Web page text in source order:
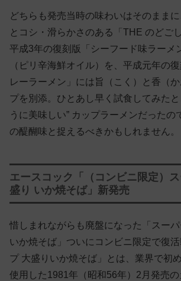
どちらも発売当時の味わいはそのまま
とコシ・滑らかさのある「THE のどご
平成3年の復刻版「シーフード味ラーメ
（ピリ辛海鮮オイル）を、平成元年の
レーラーメン」には旨（こく）と香（
プを別添。ひとあし早く試食してみた
うに美味しい” カップラーメンだったの
の醍醐味と捉えるべきかもしれません。
エースコック「（コンビニ限定）
盛り いか焼そば」新発売
惜しまれながらも廃盤になった「スー
いか焼そば」ついにコンビニ限定で復
プ 大盛りいか焼そば」とは、業界で初
使用した1981年（昭和56年）2月発売